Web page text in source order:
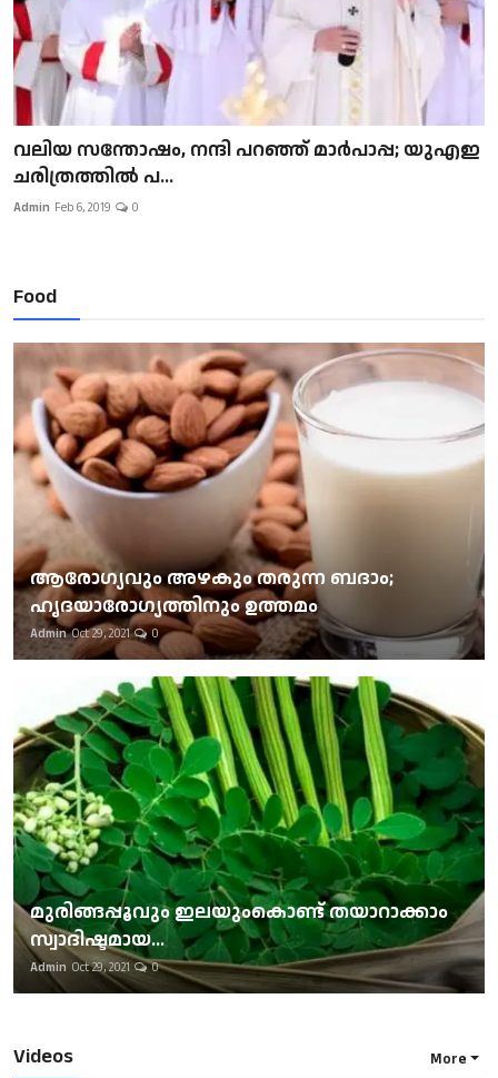
വലിയ സന്തോഷം, നന്ദി പറഞ്ഞ് മാർപാപ്പ; യുഎഇ
ചരിത്രത്തിൽ പ...
Admin Feb 6, 2019 0
Food
ആരോഗ്യവും അഴകും തരുന്ന ബദാം;
ഹൃദയാരോഗ്യത്തിനും ഉത്തമം
Admin Oct 29, 2021 0
മുരിങ്ങപ്പൂവും ഇലയുംകൊണ്ട് തയാറാക്കാം
സ്വാദിഷ്ടമായ...
Admin Oct 29, 2021 0
Videos More